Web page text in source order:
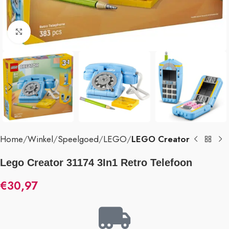
Klik om te vergroten
Home Winkel Speelgoed LEGO LEGO Creator
Lego Creator 31174 3In1 Retro Telefoon
€30,97